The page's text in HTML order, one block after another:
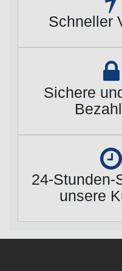
Schneller
Sichere
24-Stunden-
unsere